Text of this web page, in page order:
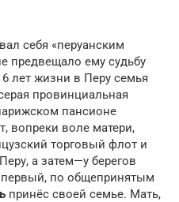
себя «перуанским
предвещало ему судьбу
лет жизни в Перу семья
провинциальная
пансионе
вопреки воле матери,
торговый флот и
а затем—у берегов
по общепринятым
принёс своей семье. Мать,